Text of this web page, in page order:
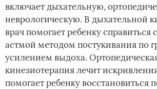
включает дыхательную,
неврологическую. В дыхательной
врач помогает ребенку справиться
астмой методом постукивания по
усилением выдоха.
кинезиотерапия лечит
помогает ребенку восстановиться